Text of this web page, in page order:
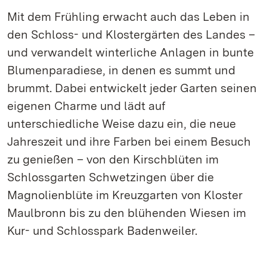
Mit dem Frühling erwacht auch das Leben in
den Schloss- und Klostergärten des Landes –
und verwandelt winterliche Anlagen in bunte
Blumenparadiese, in denen es summt und
brummt. Dabei entwickelt jeder Garten seinen
eigenen Charme und lädt auf
unterschiedliche Weise dazu ein, die neue
Jahreszeit und ihre Farben bei einem Besuch
zu genießen – von den Kirschblüten im
Schlossgarten Schwetzingen über die
Magnolienblüte im Kreuzgarten von Kloster
Maulbronn bis zu den blühenden Wiesen im
Kur- und Schlosspark Badenweiler.